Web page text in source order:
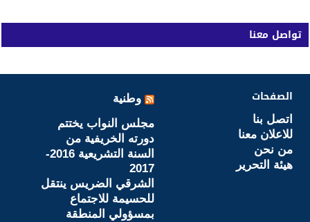
تواصل معنا
الصفحات
اتصل بنا
للاعلان معنا
من نحن
هيئة التحرير
وطنية
مجلس النواب يختتم
دورته الخريفية من
السنة التشريعية 2016-
2017
الشرقي الضريس ينتقل
للحسيمة للاجتماع
بمسؤولي المنطقة